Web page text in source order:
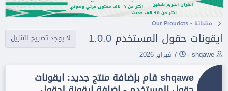
منتجاتنا - Our Proudcts
ايقونات حقول المستخدم 1.0.0
لا يوجد تصريح للتنزيل
ب
ا
shqawe ت
ي
7 فبراير 2026
shqawe قام بإضافة منتج جديد: ايقونات